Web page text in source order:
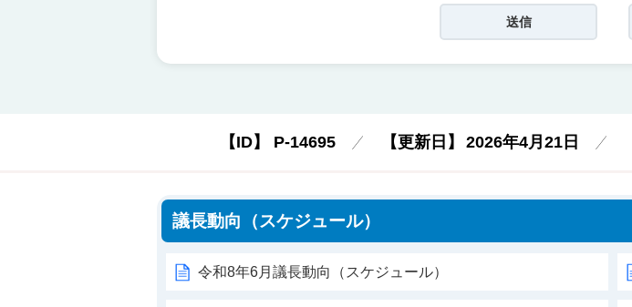
【ID】 P-14695 【更新日】 2026年4月21日
議長動向（スケジュール）
令和8年6月議長動向（スケジュール）